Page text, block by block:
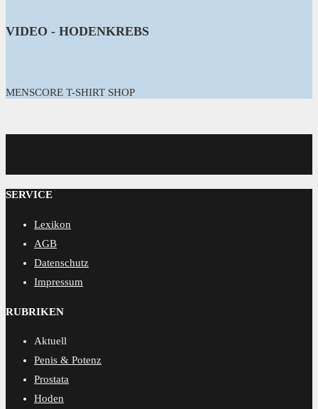
VIDEO - HODENKREBS
MENSCORE T-SHIRT SHOP
MENSCORE
SERVICE
Lexikon
AGB
Datenschutz
Impressum
RUBRIKEN
Aktuell
Penis & Potenz
Prostata
Hoden